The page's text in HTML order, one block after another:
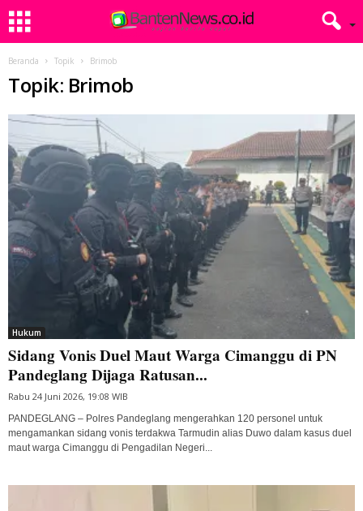
Beranda Topik Brimob
Topik: Brimob
Hukum
Sidang Vonis Duel Maut Warga Cimanggu di PN
Pandeglang Dijaga Ratusan...
Rabu 24 Juni 2026, 19:08 WIB
PANDEGLANG – Polres Pandeglang mengerahkan 120 personel untuk
mengamankan sidang vonis terdakwa Tarmudin alias Duwo dalam kasus duel
maut warga Cimanggu di Pengadilan Negeri...